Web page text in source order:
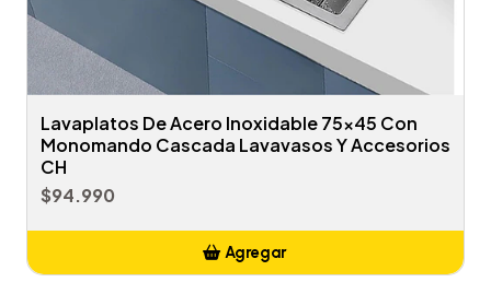
Lavaplatos De Acero Inoxidable 75x45 Con
Monomando Cascada Lavavasos Y Accesorios
CH
$94.990
Agregar